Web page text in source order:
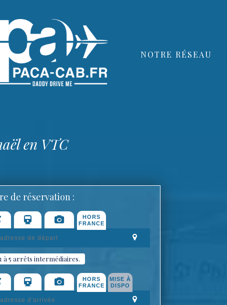
NOTRE RÉSEAU
en VTC
de réservation :
HORS
FRANCE
à 5 arrêts intermédiaires.
HORS
FRANCE
MISE À
DISPO